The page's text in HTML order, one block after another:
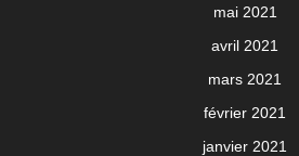
mai 2021
avril 2021
mars 2021
février 2021
janvier 2021